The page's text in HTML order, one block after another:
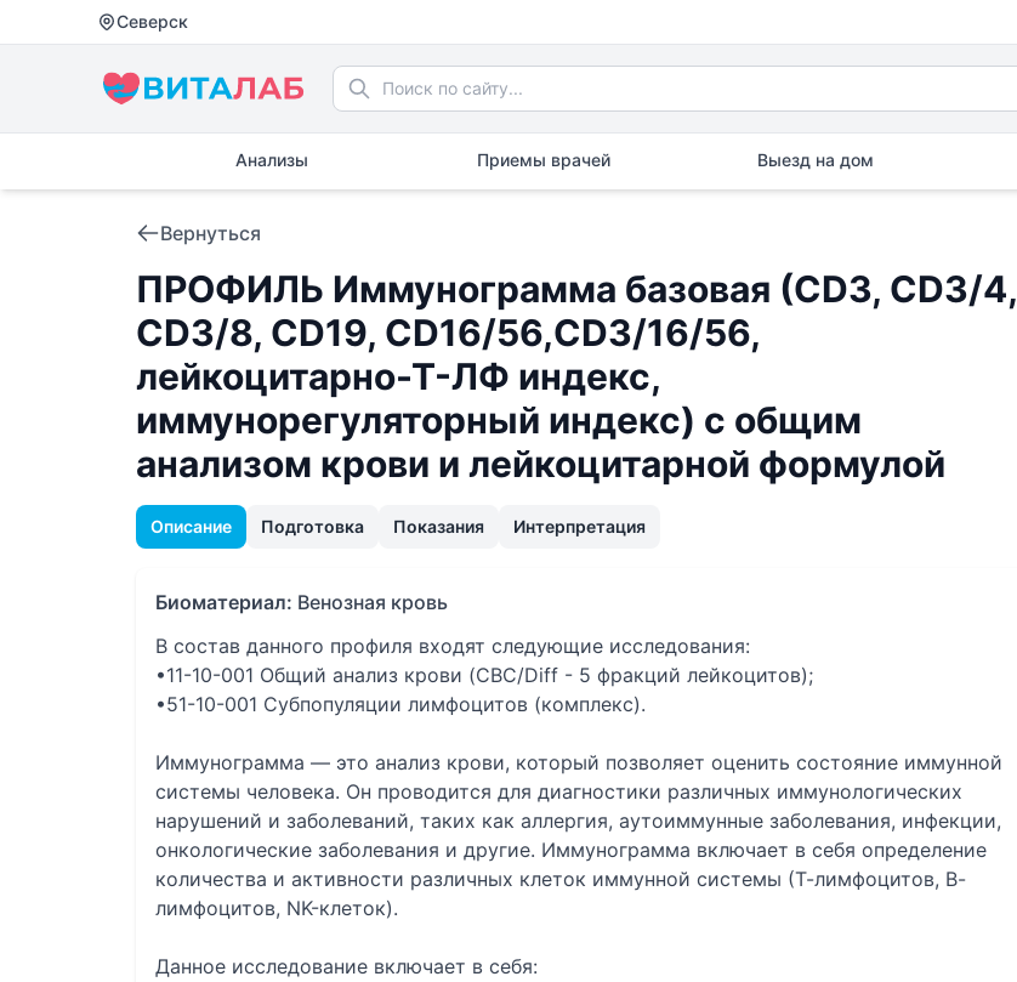
Северск
Анализы Приемы врачей Выезд на дом
Вернуться
ПРОФИЛЬ Иммунограмма базовая (СD3, СD3/4,
CD3/8, CD19, CD16/56,CD3/16/56,
лейкоцитарно-Т-ЛФ индекс,
иммунорегуляторный индекс) с общим
анализом крови и лейкоцитарной формулой
Описание Подготовка Показания Интерпретация
Биоматериал: Венозная кровь
В состав данного профиля входят следующие исследования:
•11-10-001 Общий анализ крови (CBC/Diff - 5 фракций лейкоцитов);
•51-10-001 Субпопуляции лимфоцитов (комплекс).
Иммунограмма — это анализ крови, который позволяет оценить состояние иммунной
системы человека. Он проводится для диагностики различных иммунологических
нарушений и заболеваний, таких как аллергия, аутоиммунные заболевания, инфекции,
онкологические заболевания и другие. Иммунограмма включает в себя определение
количества и активности различных клеток иммунной системы (Т-лимфоцитов, В-
лимфоцитов, NK-клеток).
Данное исследование включает в себя: